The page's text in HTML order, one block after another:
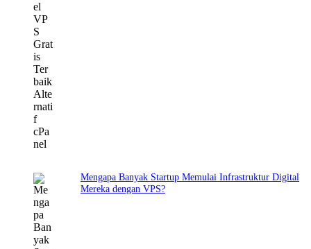
Mengapa Banyak Startup Memulai Infrastruktur Digital
Mereka dengan VPS?